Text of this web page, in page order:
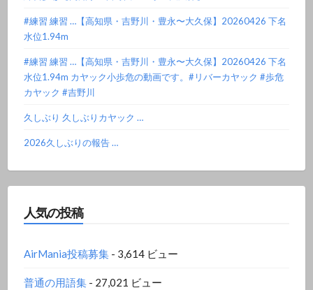
#練習 練習 …【高知県・吉野川・豊永〜大久保】20260426 下名
水位1.94m
#練習 練習 …【高知県・吉野川・豊永〜大久保】20260426 下名
水位1.94m カヤック小歩危の動画です。#リバーカヤック #歩危
カヤック #吉野川
久しぶり 久しぶりカヤック …
2026久しぶりの報告 …
人気の投稿
AirMania投稿募集- 3,614 ビュー
普通の用語集- 27,021 ビュー